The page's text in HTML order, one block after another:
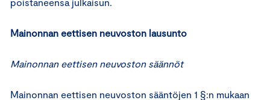
Mainonnan eettisen neuvoston lausunto
Mainonnan eettisen neuvoston säännöt
Mainonnan eettisen neuvoston sääntöjen 1 §:n mukaan